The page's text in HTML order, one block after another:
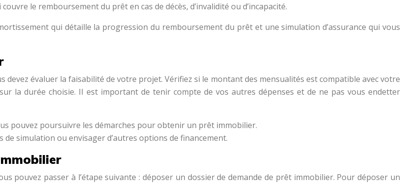
couvre le remboursement du prêt en cas de décès, d’invalidité ou d’incapacité.
qui détaille la progression du remboursement du prêt et une simulation d’assurance qui vous
évaluer la faisabilité de votre projet. Vérifiez si le montant des mensualités est compatible avec votre
la durée choisie. Il est important de tenir compte de vos autres dépenses et de ne pas vous endetter
pouvez poursuivre les démarches pour obtenir un prêt immobilier.
simulation ou envisager d’autres options de financement.
pouvez passer à l’étape suivante : déposer un dossier de demande de prêt immobilier. Pour déposer un